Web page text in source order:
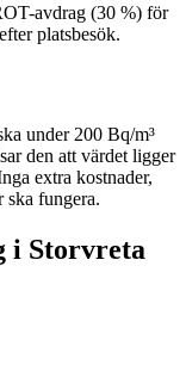
avdrag (30 %) för
platsbesök.
under 200 Bq/m³
den att värdet ligger
extra kostnader,
ska fungera.
i Storvreta